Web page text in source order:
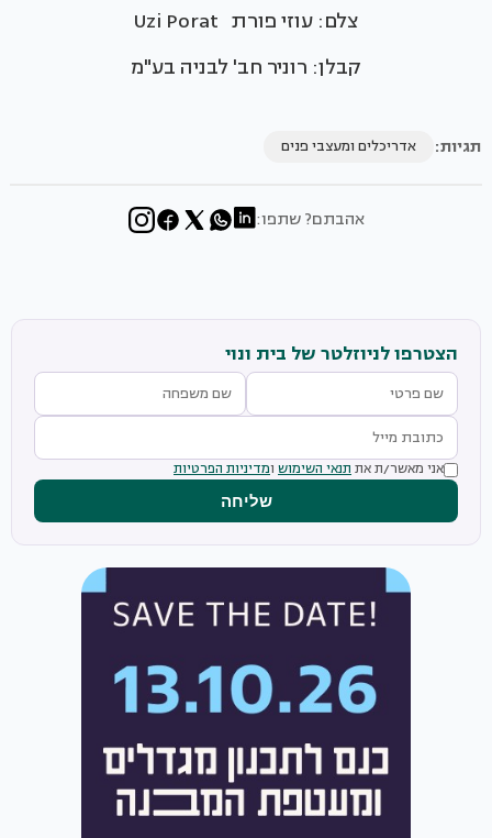
צלם: עוזי פורת Uzi Porat
קבלן: רוניר חב' לבניה בע"מ
תגיות: אדריכלים ומעצבי פנים
אהבתם? שתפו:
הצטרפו לניוזלטר של בית ונוי
אני מאשר/ת את תנאי השימוש ומדיניות הפרטיות
שליחה